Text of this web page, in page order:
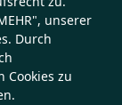
unserer
Durch
Cookies zu